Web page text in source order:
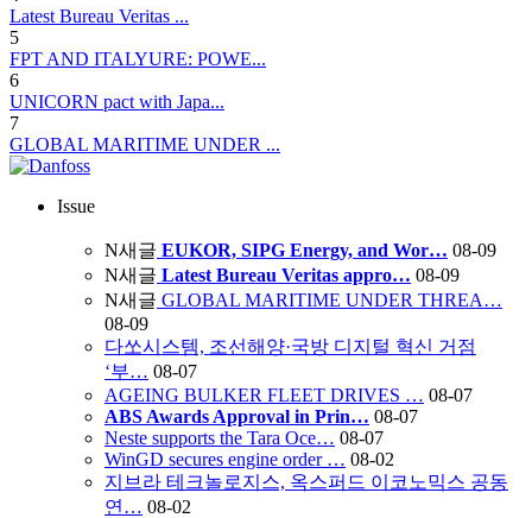
Latest Bureau Veritas ...
5
FPT AND ITALYURE: POWE...
6
UNICORN pact with Japa...
7
GLOBAL MARITIME UNDER ...
Issue
N새글 EUKOR, SIPG Energy, and Wor… 08-09
N새글 Latest Bureau Veritas appro… 08-09
N새글 GLOBAL MARITIME UNDER THREA…
08-09
다쏘시스템, 조선해양·국방 디지털 혁신 거점
‘부… 08-07
AGEING BULKER FLEET DRIVES … 08-07
ABS Awards Approval in Prin… 08-07
Neste supports the Tara Oce… 08-07
WinGD secures engine order … 08-02
지브라 테크놀로지스, 옥스퍼드 이코노믹스 공동
연… 08-02